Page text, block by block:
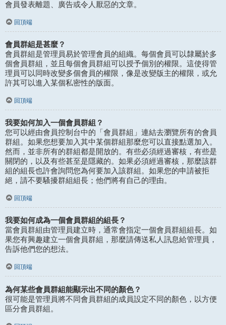
會員發表離題、廣告或令人厭惡的文章。
回頂端
會員群組是甚麼？
會員群組是管理員易於管理會員的組織。每個會員可以隸屬於多
個會員群組，並且每個會員群組可以授予個別的權限。這使得管
理員可以同時改變多個會員的權限，像是改變版主的權限，或允
許其可以進入某個私密性的版面。
回頂端
我要如何加入一個會員群組？
您可以經由會員控制台中的「會員群組」連結去瀏覽所有的會員
群組。如果您想要加入其中某個群組那麼您可以直接點選加入。
然而，並非所有的群組都是開放的。有些必須經過審核，有些是
關閉的，以及有些甚至是隱藏的。如果必須經過審核，那麼該群
組的組長也許會詢問您為何要加入該群組。如果您的申請被拒
絕，請不要騷擾群組組長；他們將有自己的理由。
回頂端
我要如何成為一個會員群組的組長？
當會員群組由管理員建立時，通常會指定一個會員群組組長。如
果您有興趣建立一個會員群組，那麼請傳送私人訊息給管理員，
告訴他們您的想法。
回頂端
為何某些會員群組能顯示出不同的顏色？
很可能是管理員將不同會員群組的成員設定不同的顏色，以方便
區分會員群組。